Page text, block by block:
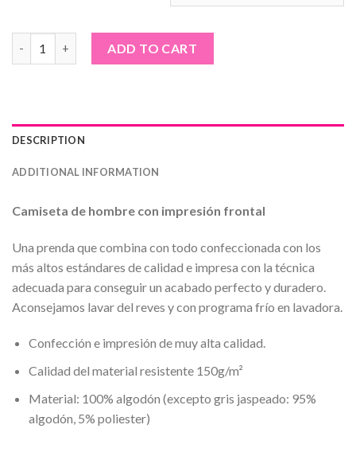
ADD TO CART
DESCRIPTION
ADDITIONAL INFORMATION
Camiseta de hombre con impresión frontal
Una prenda que combina con todo confeccionada con los
más altos estándares de calidad e impresa con la técnica
adecuada para conseguir un acabado perfecto y duradero.
Aconsejamos lavar del reves y con programa frío en lavadora.
Confección e impresión de muy alta calidad.
Calidad del material resistente 150g/m²
Material: 100% algodón (excepto gris jaspeado: 95%
algodón, 5% poliester)